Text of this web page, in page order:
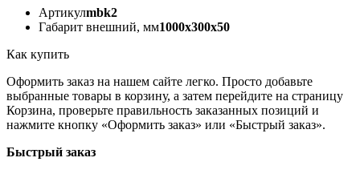
Артикулmbk2
Габарит внешний, мм1000х300х50
Как купить
Оформить заказ на нашем сайте легко. Просто добавьте
выбранные товары в корзину, а затем перейдите на страницу
Корзина, проверьте правильность заказанных позиций и
нажмите кнопку «Оформить заказ» или «Быстрый заказ».
Быстрый заказ